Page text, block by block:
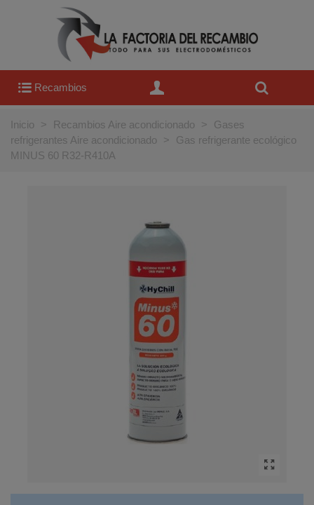
Recambios
Inicio > Recambios Aire acondicionado >
Gases
refrigerantes Aire acondicionado
>
Gas refrigerante ecológico
MINUS 60 R32-R410A